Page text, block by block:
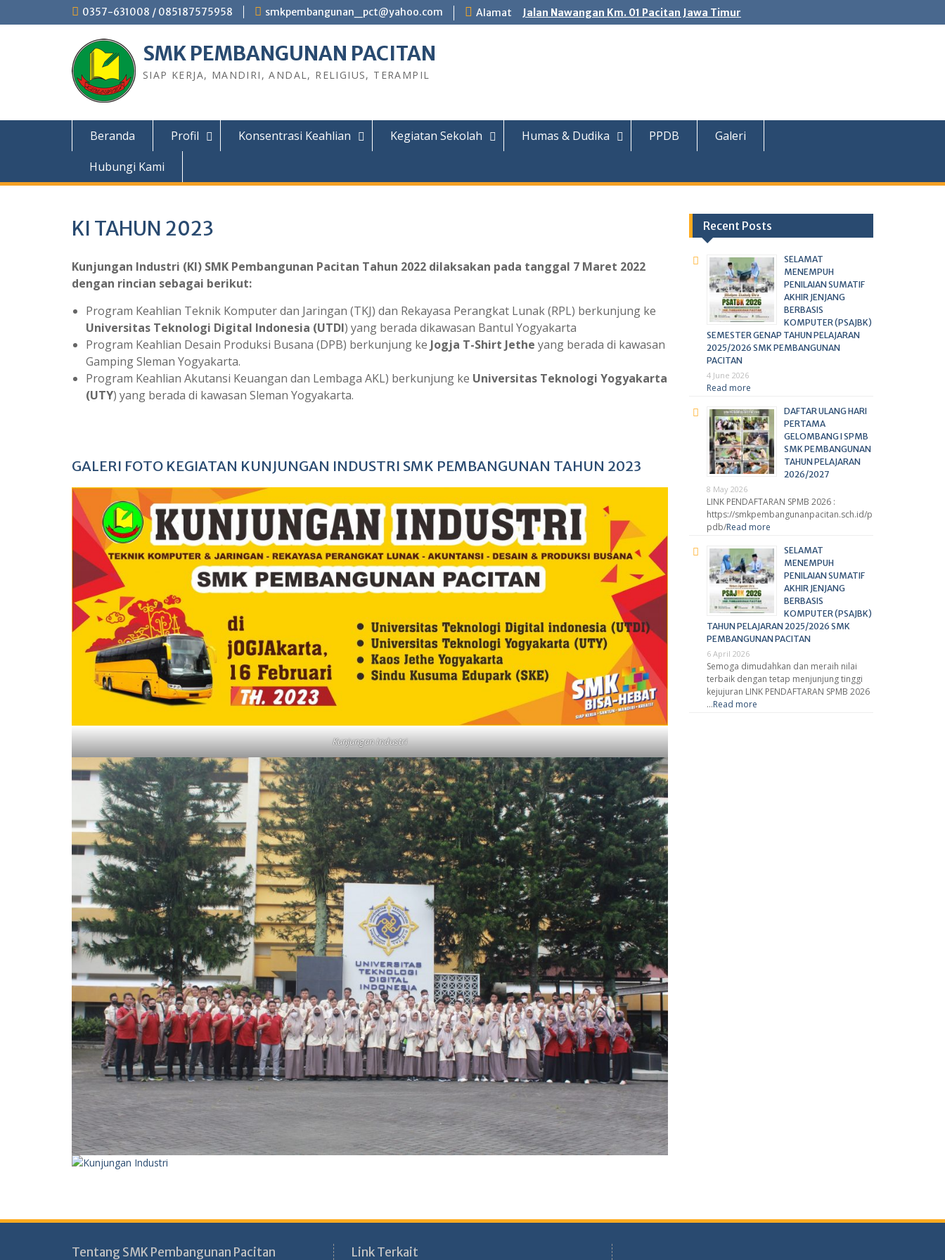
0357-631008 / 085187575958 smkpembangunan_pct@yahoo.com Alamat Jalan Nawangan Km. 01 Pacitan Jawa Timur
SMK PEMBANGUNAN PACITAN
SIAP KERJA, MANDIRI, ANDAL, RELIGIUS, TERAMPIL
Beranda Profil Konsentrasi Keahlian Kegiatan Sekolah Humas & Dudika PPDB
Galeri
Hubungi Kami
KI TAHUN 2023
Kunjungan Industri (KI) SMK Pembangunan Pacitan Tahun 2022 dilaksakan pada tanggal 7 Maret 2022
dengan rincian sebagai berikut:
Program Keahlian Teknik Komputer dan Jaringan (TKJ) dan Rekayasa Perangkat Lunak (RPL) berkunjung ke
Universitas Teknologi Digital Indonesia (UTDI) yang berada dikawasan Bantul Yogyakarta
Program Keahlian Desain Produksi Busana (DPB) berkunjung ke Jogja T-Shirt Jethe yang berada di kawasan
Gamping Sleman Yogyakarta.
Program Keahlian Akutansi Keuangan dan Lembaga AKL) berkunjung ke Universitas Teknologi Yogyakarta
(UTY) yang berada di kawasan Sleman Yogyakarta.
GALERI FOTO KEGIATAN KUNJUNGAN INDUSTRI SMK PEMBANGUNAN TAHUN 2023
Kunjungan Industri
Recent Posts
SELAMAT
MENEMPUH
PENILAIAN SUMATIF
AKHIR JENJANG
BERBASIS
KOMPUTER (PSAJBK)
SEMESTER GENAP TAHUN PELAJARAN
2025/2026 SMK PEMBANGUNAN
PACITAN
4 June 2026
Read more
DAFTAR ULANG HARI
PERTAMA
GELOMBANG I SPMB
SMK PEMBANGUNAN
TAHUN PELAJARAN
2026/2027
8 May 2026
LINK PENDAFTARAN SPMB 2026 :
https://smkpembangunanpacitan.sch.id/p
pdb/Read more
SELAMAT
MENEMPUH
PENILAIAN SUMATIF
AKHIR JENJANG
BERBASIS
KOMPUTER (PSAJBK)
TAHUN PELAJARAN 2025/2026 SMK
PEMBANGUNAN PACITAN
6 April 2026
Semoga dimudahkan dan meraih nilai
terbaik dengan tetap menjunjung tinggi
kejujuran LINK PENDAFTARAN SPMB 2026
…Read more
Tentang SMK Pembangunan Pacitan Link Terkait